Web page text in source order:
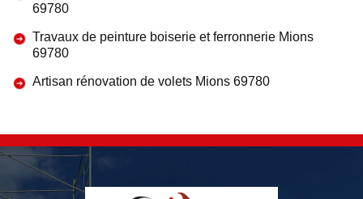
69780
Travaux de peinture boiserie et ferronnerie Mions
69780
Artisan rénovation de volets Mions 69780